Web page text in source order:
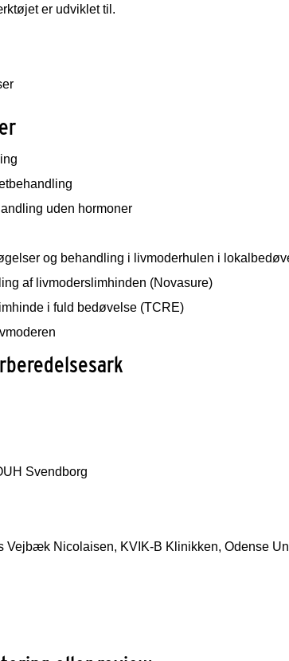
er udviklet til.
uden hormoner
og behandling i livmoderhulen i
af livmoderslimhinden (Novasure)
i fuld bedøvelse (TCRE)
Svendborg
Vejbæk Nicolaisen, KVIK-B Klinikken, Odense